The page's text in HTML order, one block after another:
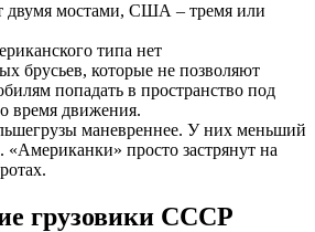
двумя мостами, США – тремя или
типа нет
брусьев, которые не позволяют
попадать в пространство под
время движения.
маневреннее. У них меньший
«Американки» просто застрянут на
грузовики СССР